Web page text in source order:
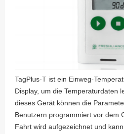
TagPlus-T ist ein Einweg-
Display, um die Temperaturdaten
dieses Gerät können die
Benutzern programmiert vor dem
Fahrt wird aufgezeichnet und